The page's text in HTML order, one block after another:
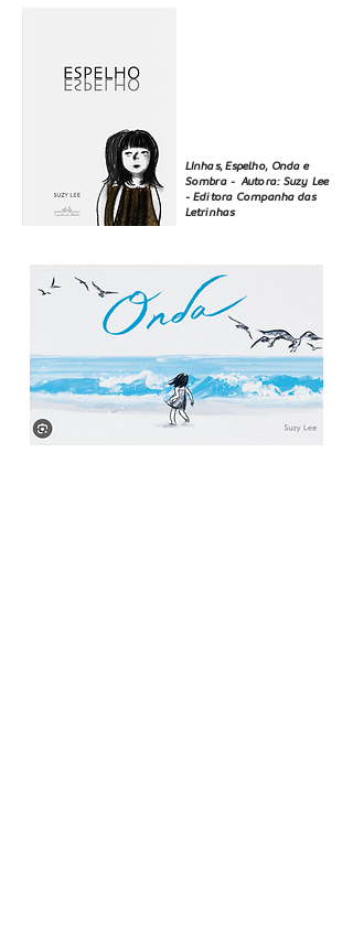
LInhas, Espelho, Onda e
Sombra - Autora: Suzy Lee
-Editora Companha das
Letrinhas